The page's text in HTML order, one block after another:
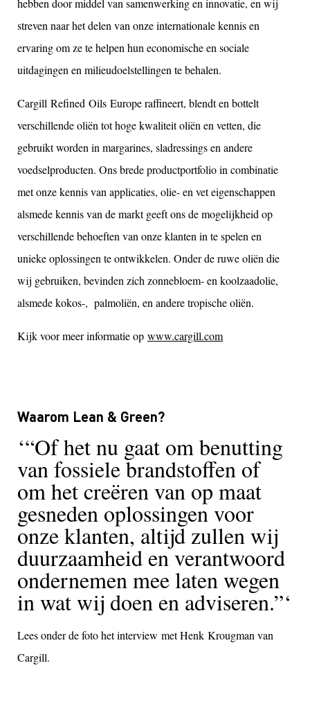
hebben door middel van samenwerking en innovatie, en wij
streven naar het delen van onze internationale kennis en
ervaring om ze te helpen hun economische en sociale
uitdagingen en milieudoelstellingen te behalen.
Cargill Refined Oils Europe raffineert, blendt en bottelt
verschillende oliën tot hoge kwaliteit oliën en vetten, die
gebruikt worden in margarines, sladressings en andere
voedselproducten. Ons brede productportfolio in combinatie
met onze kennis van applicaties, olie- en vet eigenschappen
alsmede kennis van de markt geeft ons de mogelijkheid op
verschillende behoeften van onze klanten in te spelen en
unieke oplossingen te ontwikkelen. Onder de ruwe oliën die
wij gebruiken, bevinden zich zonnebloem- en koolzaadolie,
alsmede kokos-, palmoliën, en andere tropische oliën.
Kijk voor meer informatie op www.cargill.com
Waarom Lean & Green?
“Of het nu gaat om benutting
van fossiele brandstoffen of
om het creëren van op maat
gesneden oplossingen voor
onze klanten, altijd zullen wij
duurzaamheid en verantwoord
ondernemen mee laten wegen
in wat wij doen en adviseren.”
Lees onder de foto het interview met Henk Krougman van
Cargill.